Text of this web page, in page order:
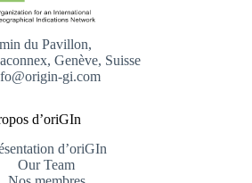
du Pavillon,
Genève, Suisse
gi.com
d’oriGIn
d’oriGIn
Our Team